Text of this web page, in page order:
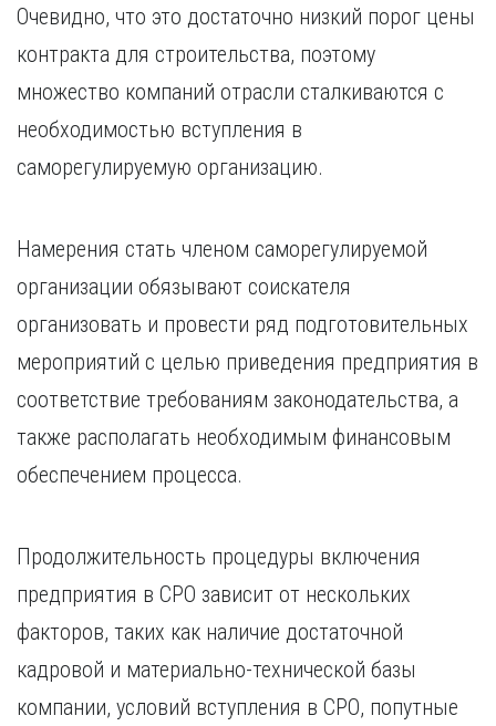
Красноярск
Курск
Л
Липецк
М
Мурманск
Н
Набережные Челны
Нижний Новгород
Нижний Тагил
Новокузнецк
Новосибирск
Уфа
Х
Хабаровск
Чебоксары
Я
Очевидно, что это достаточно низкий порог цены
контракта для строительства, поэтому
множество компаний отрасли сталкиваются с
необходимостью вступления в
саморегулируемую организацию.
Намерения стать членом саморегулируемой
организации обязывают соискателя
организовать и провести ряд подготовительных
мероприятий с целью приведения предприятия в
соответствие требованиям законодательства, а
также располагать необходимым финансовым
обеспечением процесса.
Продолжительность процедуры включения
предприятия в СРО зависит от нескольких
факторов, таких как наличие достаточной
кадровой и материально-технической базы
компании, условий вступления в СРО, попутные